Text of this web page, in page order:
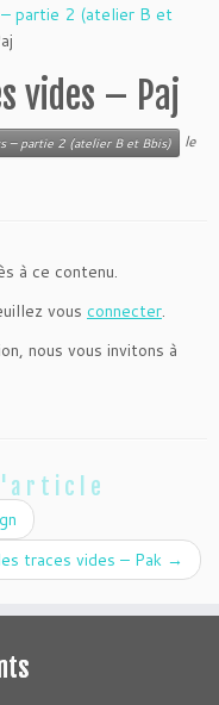
partie 2 (atelier B et
vides – Paj
– partie 2 (atelier B et Bbis)
le
à ce contenu.
vous connecter.
nous vous invitons à
traces vides – Pak →